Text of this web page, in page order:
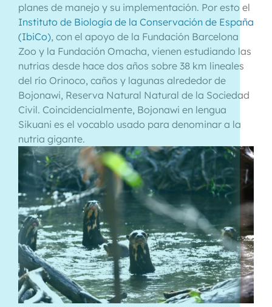
planes de manejo y su implementación. Por esto el
Instituto de Biología de la Conservación de España
(IbiCo), con el apoyo de la Fundación Barcelona
Zoo y la Fundación Omacha, vienen estudiando las
nutrias desde hace dos años sobre 38 km lineales
del río Orinoco, caños y lagunas alrededor de
Bojonawi, Reserva Natural Natural de la Sociedad
Civil. Coincidencialmente, Bojonawi en lengua
Sikuani es el vocablo usado para denominar a la
nutria gigante.